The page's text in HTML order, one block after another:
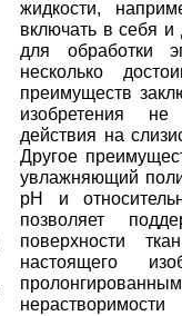
жидкости,
включать в себя
для обработки
несколько
преимуществ
изобретения
действия на
Другое
увлажняющий
pH и
позволяет
поверхности
настоящего